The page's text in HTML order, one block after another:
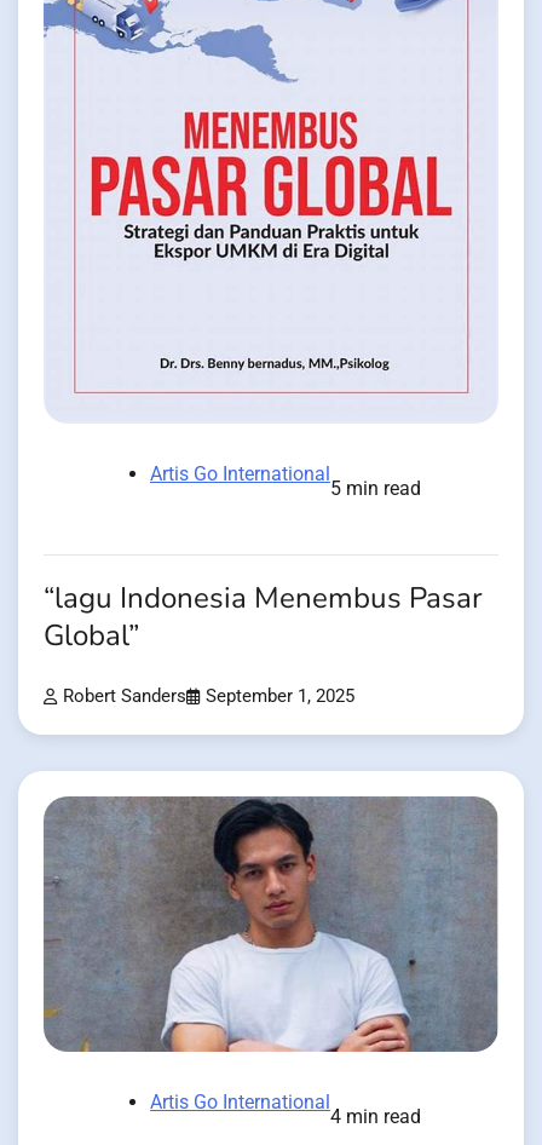
Artis Go International
5 min read
“lagu Indonesia Menembus Pasar
Global”
Robert Sanders September 1, 2025
Artis Go International
4 min read